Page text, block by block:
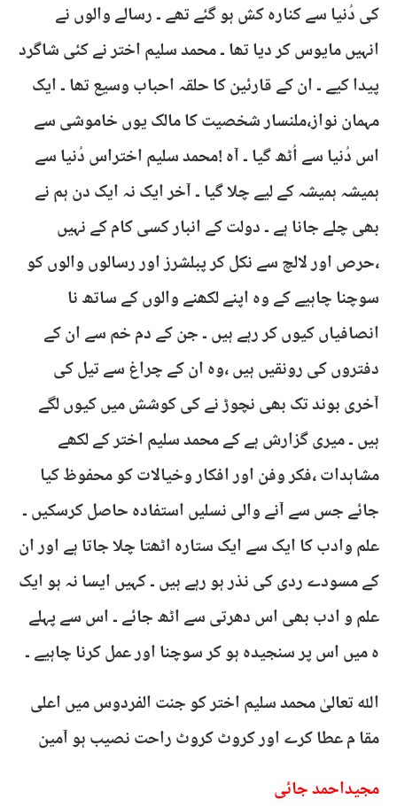
کی دُنیا سے کنارہ کش ہو گئے تھے ۔ رسالے والوں نے
انہیں مایوس کر دیا تھا ۔ محمد سلیم اختر نے کئی شاگرد
پیدا کیے ۔ ان کے قارئین کا حلقہ احباب وسیع تھا ۔ ایک
مہمان نواز،ملنسار شخصیت کا مالک یوں خاموشی سے
اس دُنیا سے اُٹھ گیا ۔ آہ !محمد سلیم اختراس دُنیا سے
ہمیشہ ہمیشہ کے لیے چلا گیا ۔ آخر ایک نہ ایک دن ہم نے
بھی چلے جانا ہے ۔ دولت کے انبار کسی کام کے نہیں
،حرص اور لالچ سے نکل کر پبلشرز اور رسالوں والوں کو
سوچنا چاہیے کے وہ اپنے لکھنے والوں کے ساتھ نا
انصافیاں کیوں کر رہے ہیں ۔ جن کے دم خم سے ان کے
دفتروں کی رونقیں ہیں ،وہ ان کے چراغ سے تیل کی
آخری بوند تک بھی نچوڑ نے کی کوشش میں کیوں لگے
ہیں ۔ میری گزارش ہے کے محمد سلیم اختر کے لکھے
مشاہدات ،فکر وفن اور افکار وخیالات کو محفوظ کیا
جائے جس سے آنے والی نسلیں استفادہ حاصل کرسکیں ۔
علم وادب کا ایک سے ایک ستارہ اٹھتا چلا جاتا ہے اور ان
کے مسودے ردی کی نذر ہو رہے ہیں ۔ کہیں ایسا نہ ہو ایک
علم و ادب بھی اس دھرتی سے اٹھ جائے ۔ اس سے پہلے
ہ میں اس پر سنجیدہ ہو کر سوچنا اور عمل کرنا چاہیے ۔
اللہ تعالیٰ محمد سلیم اختر کو جنت الفردوس میں اعلی
مقا م عطا کرے اور کروٹ کروٹ راحت نصیب ہو آمین
مجیداحمد جائی